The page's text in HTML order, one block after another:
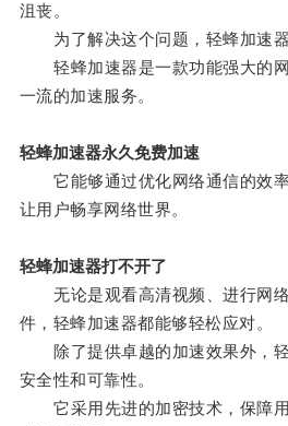
沮丧。
为了解决这个问题，轻蜂加速器
轻蜂加速器是一款功能强大的网
一流的加速服务。
轻蜂加速器永久免费加速
它能够通过优化网络通信的效率
让用户畅享网络世界。
轻蜂加速器打不开了
无论是观看高清视频、进行网络
件，轻蜂加速器都能够轻松应对。
除了提供卓越的加速效果外，轻
安全性和可靠性。
它采用先进的加密技术，保障用